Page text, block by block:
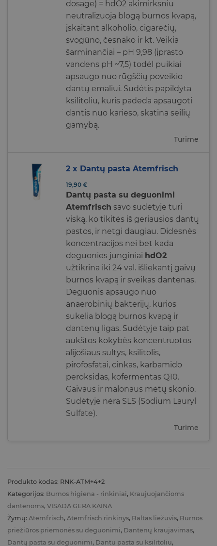
dosage) = hdO2 akimirksniu
neutralizuoja blogą burnos kvapą,
įskaitant alkoholio, cigarečių,
svogūno, česnako ir kt. Veikia
šarminančiai – pH 9,98 (įprasto
vandens pH ~7,5) todėl puikiai
apsaugo nuo rūgščių poveikio
dantų emaliui. Sudėtis papildyta
ksilitoliu, kuris padeda apsaugoti
dantis nuo karieso, skatina seilių
gamybą.
Turime
2 x Dantų pasta Atemfrisch
19,90 €
Dantų pasta su deguonimi
Atemfrisch savo sudėtyje turi
viską, ko tikitės iš geriausios dantų
pastos, ir netgi daugiau. Didesnės
koncentracijos nei bet kada
deguonies junginiai hdO2
užtikrina iki 24 val. išliekantį gaivų
burnos kvapą ir sveikas dantenas.
Deguonis apsaugo nuo
anaerobinių bakterijų, kurios
sukelia blogą burnos kvapą ir
dantenų ligas. Sudėtyje taip pat
aukštos kokybės koncentruotos
alijošiaus sultys, ksilitolis,
pirofosfatai, cinkas, karbamido
peroksidas, kofermentas Q10.
Gaivaus ir malonaus mėtų skonio.
Sudėtyje nėra SLS (Sodium Lauryl
Sulfate).
Turime
Produkto kodas: RNK-ATM+4+2
Kategorijos: Burnos higiena - rinkiniai, Kraujuojančioms
dantenoms, VISADA GERA KAINA
Žymų: Atemfrisch, Atemfrisch rinkinys, Baltas liežuvis, Burnos
priežiūros priemonės su deguonimi, Dantenų kraujavimas,
Dantų pasta su deguonimi, Dantu pasta su ksilitoliu,